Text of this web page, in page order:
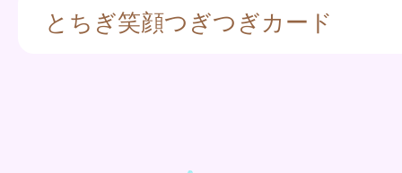
とちぎ笑顔つぎつぎカード